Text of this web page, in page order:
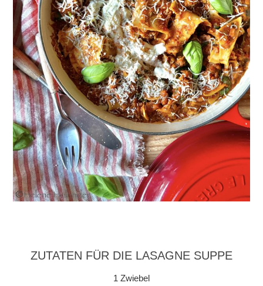
ZUTATEN FÜR DIE LASAGNE SUPPE
1 Zwiebel